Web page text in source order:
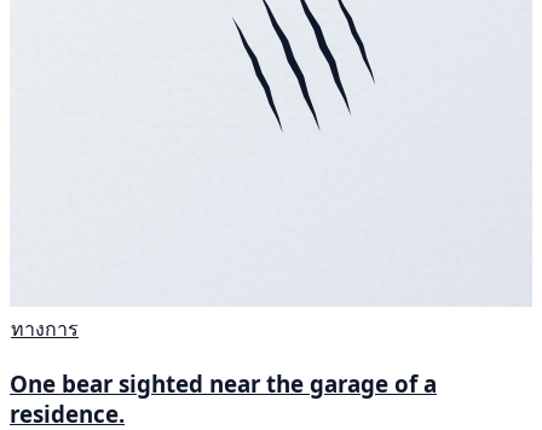
ทางการ
One bear sighted near the garage of a
residence.